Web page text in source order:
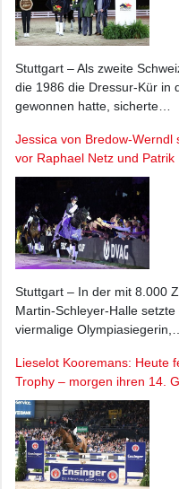
Stuttgart – Als zweite
die 1986 die Dressur-Kür in
gewonnen hatte, sicherte…
Jessica von Bredow-Werndl
vor Raphael Netz und Patrik
Stuttgart – In der mit 8.000
Martin-Schleyer-Halle
viermalige Olympiasiegerin,…
Lieselot Kooremans: Heute
Trophy – morgen ihren 14.